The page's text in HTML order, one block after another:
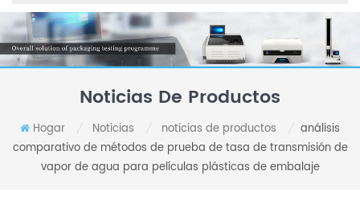
Noticias De Productos
Hogar Noticias noticias de productos
análisis
comparativo de métodos de prueba de tasa de transmisión de
vapor de agua para películas plásticas de embalaje